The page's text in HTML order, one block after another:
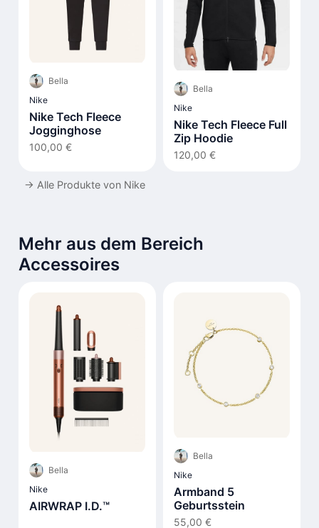
Bella
Nike
Nike Tech Fleece
Jogginghose
100,00 €
Bella
Nike
Nike Tech Fleece Full
Zip Hoodie
120,00 €
→ Alle Produkte von Nike
Mehr aus dem Bereich
Accessoires
Bella
Nike
AIRWRAP I.D.™
Bella
Nike
Armband 5
Geburtsstein
55,00 €